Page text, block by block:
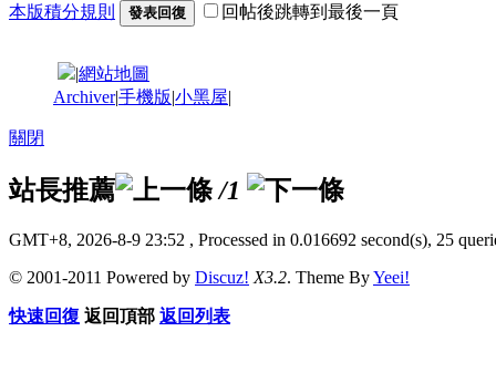
本版積分規則 發表回復 回帖後跳轉到最後一頁
|網站地圖
Archiver|手機版|小黑屋|
關閉
站長推薦 /1
GMT+8, 2026-8-9 23:52 , Processed in 0.016692 second(s), 25
© 2001-2011 Powered by Discuz! X3.2. Theme ByYeei!
快速回復 返回頂部 返回列表